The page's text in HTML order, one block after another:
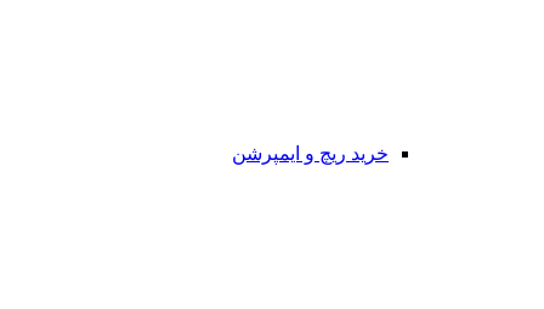
خرید ریچ و ایمپرشن